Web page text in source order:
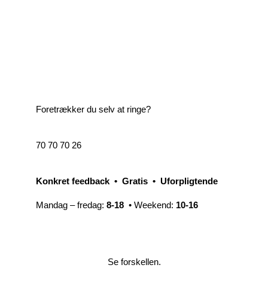
Foretrækker du selv at ringe?
70 70 70 26
Konkret feedback • Gratis • Uforpligtende
Mandag – fredag: 8-18 • Weekend: 10-16
Se forskellen.